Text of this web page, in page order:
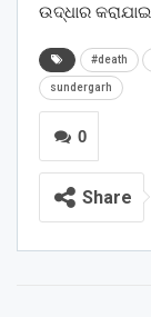
ଉଦ୍ଧାର
#death
sundergarh
0
Share